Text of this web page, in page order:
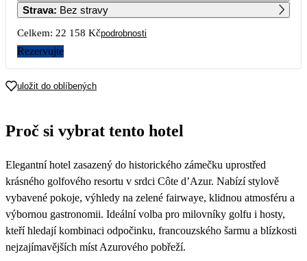
5 6
12
4 269
19
4 309
20
7 669
4 309 4 309 4 309 4 429
Strava: Bez stravy
Celkem: 22 158 Kčpodrobnosti
Rezervujte
uložit do oblíbených
Proč si vybrat tento hotel
Elegantní hotel zasazený do historického zámečku uprostřed
krásného golfového resortu v srdci Côte d’Azur. Nabízí stylově
vybavené pokoje, výhledy na zelené fairwaye, klidnou atmosféru a
výbornou gastronomii. Ideální volba pro milovníky golfu i hosty,
kteří hledají kombinaci odpočinku, francouzského šarmu a blízkosti
nejzajímavějších míst Azurového pobřeží.